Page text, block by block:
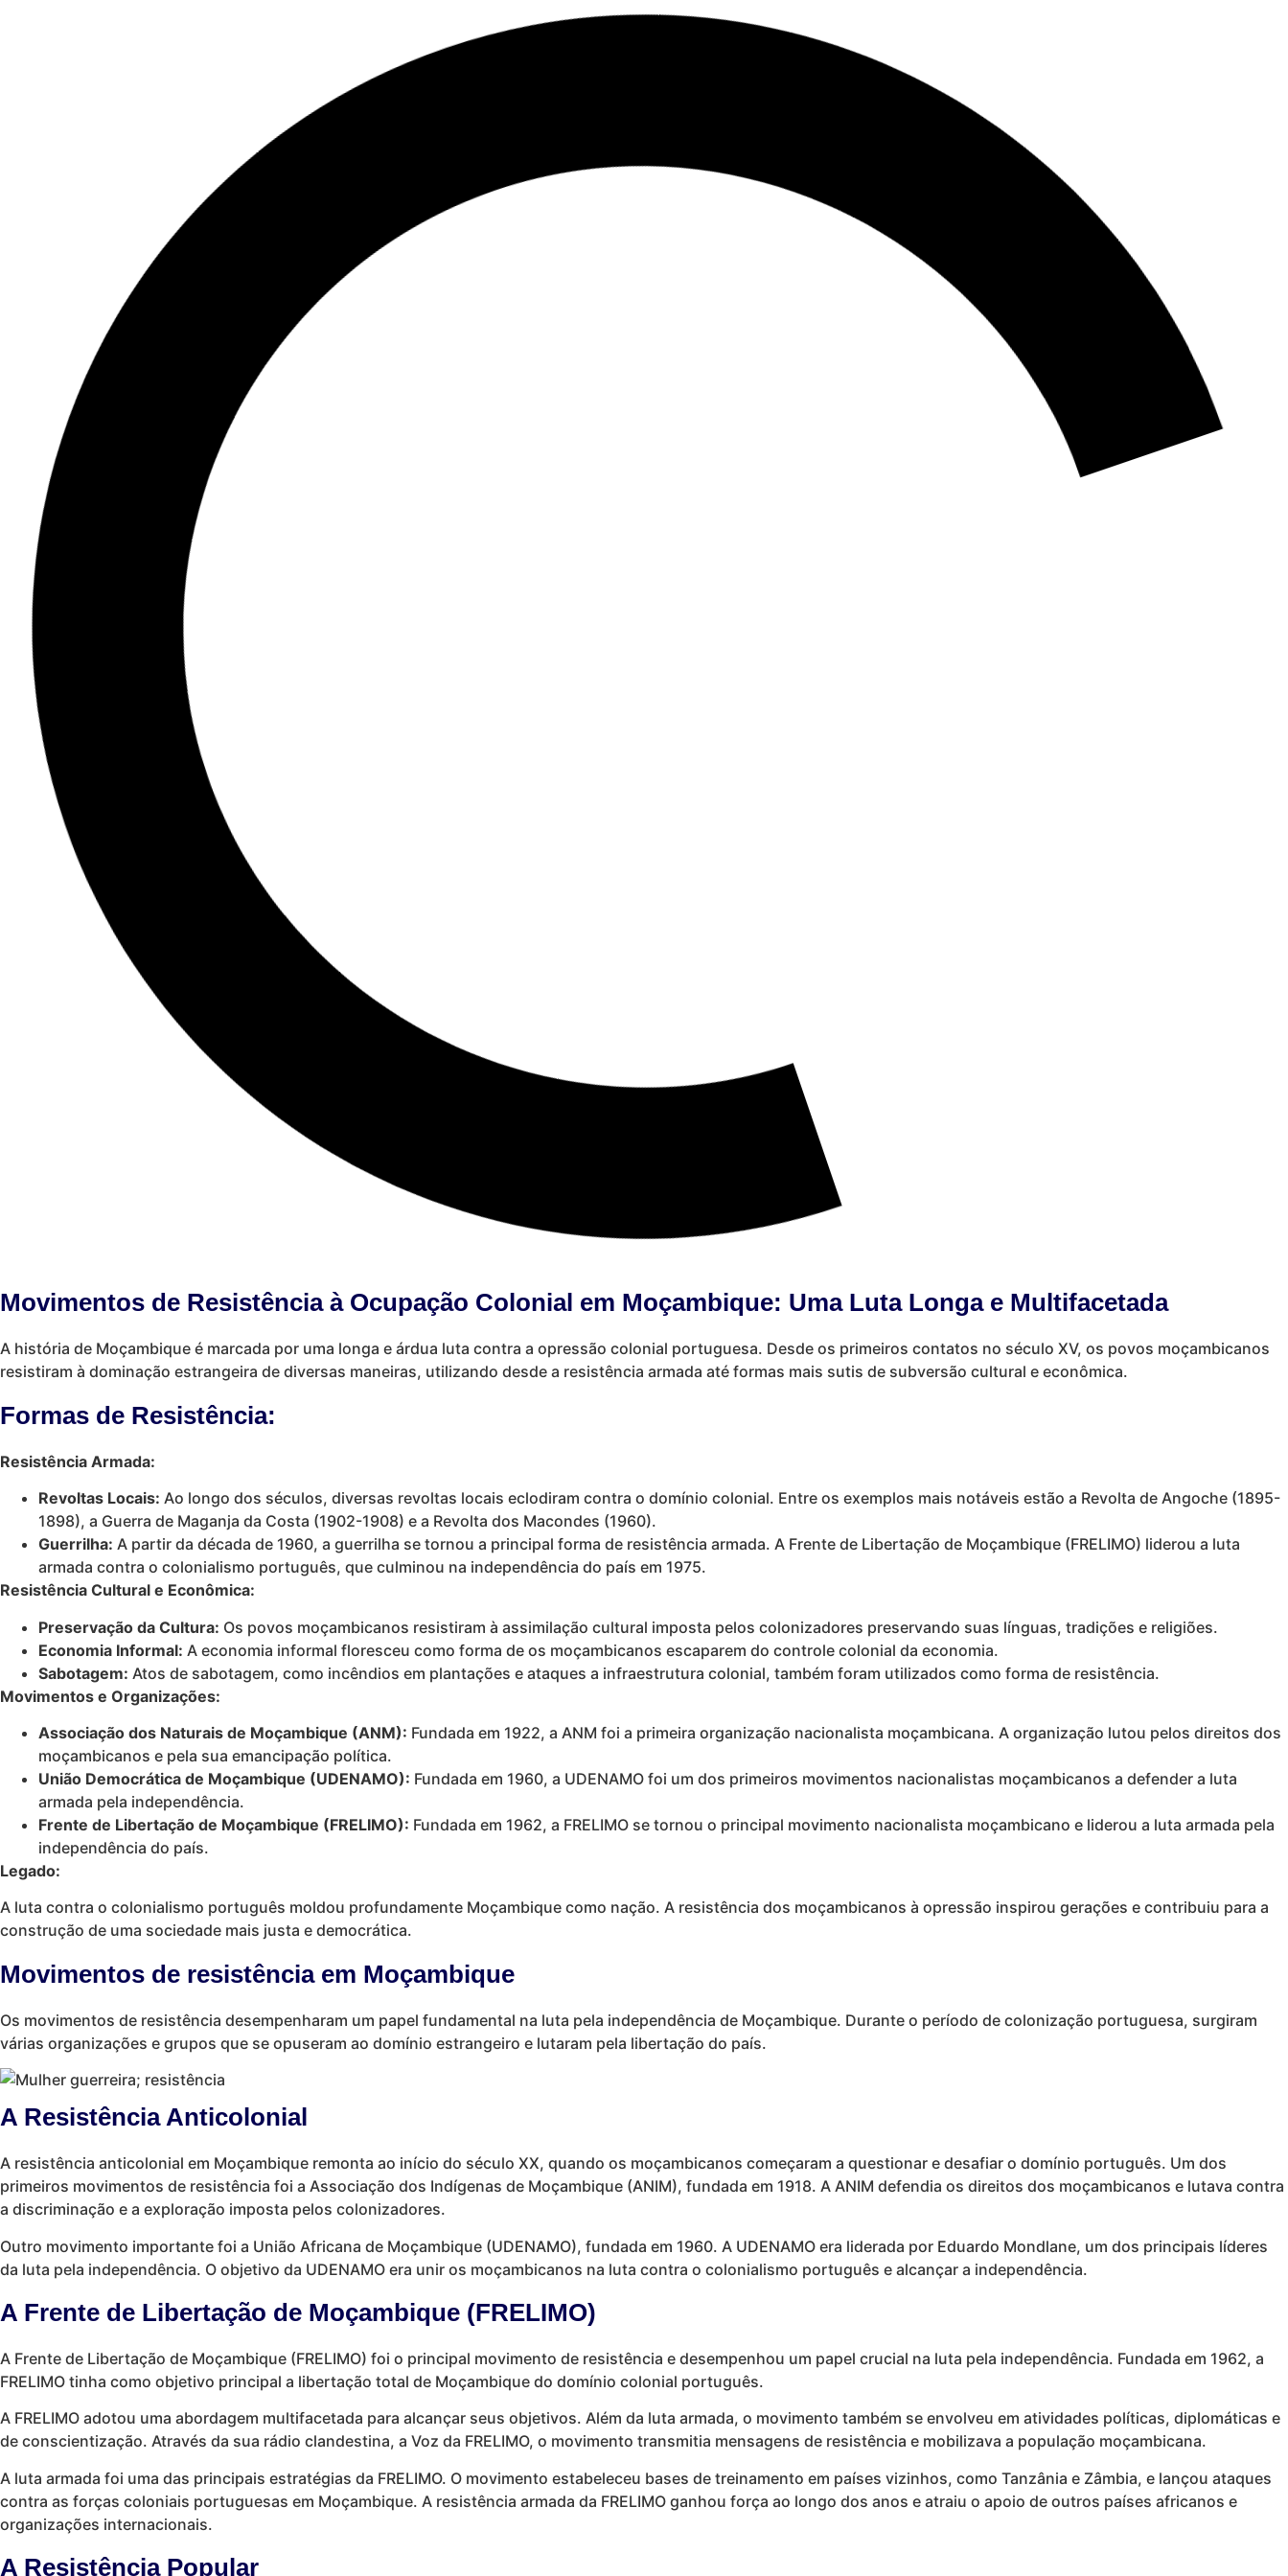
Movimentos de Resistência à Ocupação Colonial em Moçambique: Uma Luta Longa e Multifacetada
A história de Moçambique é marcada por uma longa e árdua luta contra a opressão colonial portuguesa. Desde os primeiros contatos no século XV, os povos moçambicanos
resistiram à dominação estrangeira de diversas maneiras, utilizando desde a resistência armada até formas mais sutis de subversão cultural e econômica.
Formas de Resistência:
Resistência Armada:
Revoltas Locais: Ao longo dos séculos, diversas revoltas locais eclodiram contra o domínio colonial. Entre os exemplos mais notáveis estão a Revolta de Angoche (1895-
1898), a Guerra de Maganja da Costa (1902-1908) e a Revolta dos Macondes (1960).
Guerrilha: A partir da década de 1960, a guerrilha se tornou a principal forma de resistência armada. A Frente de Libertação de Moçambique (FRELIMO) liderou a luta
armada contra o colonialismo português, que culminou na independência do país em 1975.
Resistência Cultural e Econômica:
Preservação da Cultura: Os povos moçambicanos resistiram à assimilação cultural imposta pelos colonizadores preservando suas línguas, tradições e religiões.
Economia Informal: A economia informal floresceu como forma de os moçambicanos escaparem do controle colonial da economia.
Sabotagem: Atos de sabotagem, como incêndios em plantações e ataques a infraestrutura colonial, também foram utilizados como forma de resistência.
Movimentos e Organizações:
Associação dos Naturais de Moçambique (ANM): Fundada em 1922, a ANM foi a primeira organização nacionalista moçambicana. A organização lutou pelos direitos dos
moçambicanos e pela sua emancipação política.
União Democrática de Moçambique (UDENAMO): Fundada em 1960, a UDENAMO foi um dos primeiros movimentos nacionalistas moçambicanos a defender a luta
armada pela independência.
Frente de Libertação de Moçambique (FRELIMO): Fundada em 1962, a FRELIMO se tornou o principal movimento nacionalista moçambicano e liderou a luta armada pela
independência do país.
Legado:
A luta contra o colonialismo português moldou profundamente Moçambique como nação. A resistência dos moçambicanos à opressão inspirou gerações e contribuiu para a
construção de uma sociedade mais justa e democrática.
Movimentos de resistência em Moçambique
Os movimentos de resistência desempenharam um papel fundamental na luta pela independência de Moçambique. Durante o período de colonização portuguesa, surgiram
várias organizações e grupos que se opuseram ao domínio estrangeiro e lutaram pela libertação do país.
A Resistência Anticolonial
A resistência anticolonial em Moçambique remonta ao início do século XX, quando os moçambicanos começaram a questionar e desafiar o domínio português. Um dos
primeiros movimentos de resistência foi a Associação dos Indígenas de Moçambique (ANIM), fundada em 1918. A ANIM defendia os direitos dos moçambicanos e lutava contra
a discriminação e a exploração imposta pelos colonizadores.
Outro movimento importante foi a União Africana de Moçambique (UDENAMO), fundada em 1960. A UDENAMO era liderada por Eduardo Mondlane, um dos principais líderes
da luta pela independência. O objetivo da UDENAMO era unir os moçambicanos na luta contra o colonialismo português e alcançar a independência.
A Frente de Libertação de Moçambique (FRELIMO)
A Frente de Libertação de Moçambique (FRELIMO) foi o principal movimento de resistência e desempenhou um papel crucial na luta pela independência. Fundada em 1962, a
FRELIMO tinha como objetivo principal a libertação total de Moçambique do domínio colonial português.
A FRELIMO adotou uma abordagem multifacetada para alcançar seus objetivos. Além da luta armada, o movimento também se envolveu em atividades políticas, diplomáticas e
de conscientização. Através da sua rádio clandestina, a Voz da FRELIMO, o movimento transmitia mensagens de resistência e mobilizava a população moçambicana.
A luta armada foi uma das principais estratégias da FRELIMO. O movimento estabeleceu bases de treinamento em países vizinhos, como Tanzânia e Zâmbia, e lançou ataques
contra as forças coloniais portuguesas em Moçambique. A resistência armada da FRELIMO ganhou força ao longo dos anos e atraiu o apoio de outros países africanos e
organizações internacionais.
A Resistência Popular